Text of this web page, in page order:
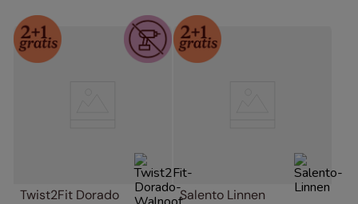
Twist2Fit Dorado
Salento Linnen